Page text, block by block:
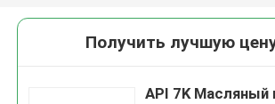
Получить лучшую
API 7K Масляный